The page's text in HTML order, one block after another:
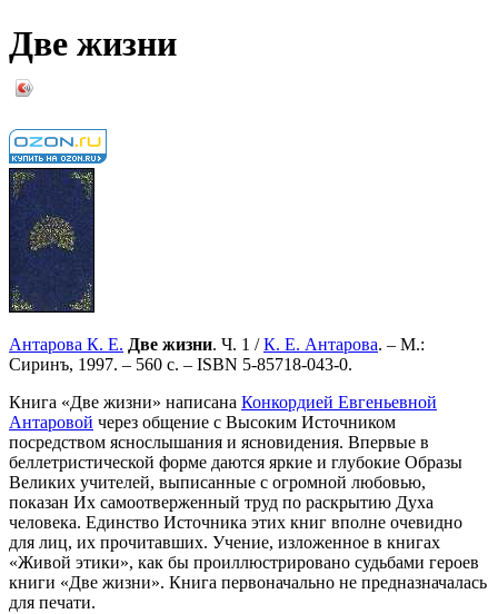
Две жизни
Антарова К. Е. Две жизни. Ч. 1 /К. Е. Антарова. – М.:
Сиринъ, 1997. – 560 с. – ISBN 5-85718-043-0.
Книга «Две жизни» написана Конкордией Евгеньевной
Антаровой через общение с Высоким Источником
посредством яснослышания и ясновидения. Впервые в
беллетристической форме даются яркие и глубокие Образы
Великих учителей, выписанные с огромной любовью,
показан Их самоотверженный труд по раскрытию Духа
человека. Единство Источника этих книг вполне очевидно
для лиц, их прочитавших. Учение, изложенное в книгах
«Живой этики», как бы проиллюстрировано судьбами героев
книги «Две жизни». Книга первоначально не предназначалась
для печати.